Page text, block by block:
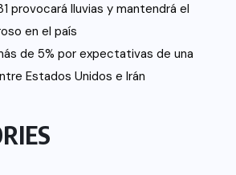
provocará lluvias y mantendrá el
en el país
de 5% por expectativas de una
Estados Unidos e Irán